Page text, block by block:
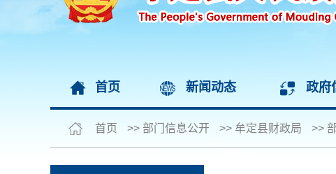
首页 新闻动态 政府
首页 >> 部门信息公开 >> 牟定县财政局 >>